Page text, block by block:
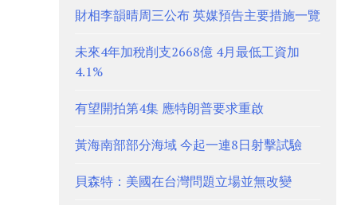
財相李韻晴周三公布 英媒預告主要措施一覽
未來4年加稅削支2668億 4月最低工資加
4.1%
有望開拍第4集 應特朗普要求重啟
黃海南部部分海域 今起一連8日射擊試驗
貝森特：美國在台灣問題立場並無改變